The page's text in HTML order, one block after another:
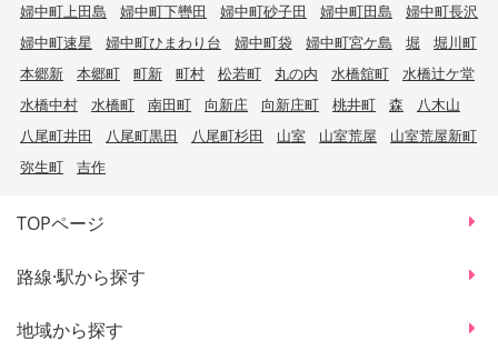
婦中町上田島
婦中町下轡田 婦中町砂子田 婦中町田島
婦中町長沢
婦中町速星
婦中町ひまわり台 婦中町袋 婦中町宮ケ島 堀
堀川町
本郷新
本郷町 町新 町村 松若町 丸の内 水橋舘町
水橋辻ケ堂
水橋中村
水橋町 南田町 向新庄 向新庄町 桃井町 森
八木山
八尾町井田
八尾町黒田 八尾町杉田 山室 山室荒屋
山室荒屋新町
弥生町
吉作
TOPページ
路線·駅から探す
地域から探す